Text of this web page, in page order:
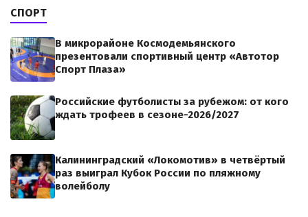
СПОРТ
В микрорайоне Космодемьянского
презентовали спортивный центр «Автотор
Спорт Плаза»
Российские футболисты за рубежом: от кого
ждать трофеев в сезоне-2026/2027
Калининградский «Локомотив» в четвёртый
раз выиграл Кубок России по пляжному
волейболу